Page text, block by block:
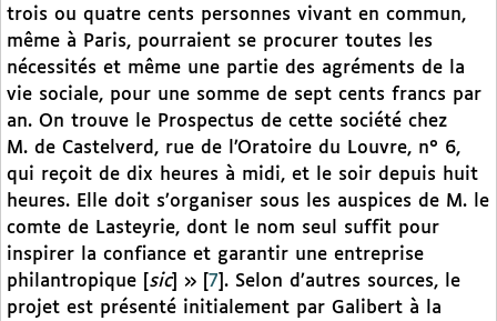
trois ou quatre cents personnes vivant en commun,
même à Paris, pourraient se procurer toutes les
nécessités et même une partie des agréments de la
vie sociale, pour une somme de sept cents francs par
an. On trouve le Prospectus de cette société chez
M. de Castelverd, rue de l’Oratoire du Louvre, n° 6,
qui reçoit de dix heures à midi, et le soir depuis huit
heures. Elle doit s’organiser sous les auspices de M. le
comte de Lasteyrie, dont le nom seul suffit pour
inspirer la confiance et garantir une entreprise
philantropique [ sic] » 7 . Selon d’autres sources, le
projet est présenté initialement par Galibert à la